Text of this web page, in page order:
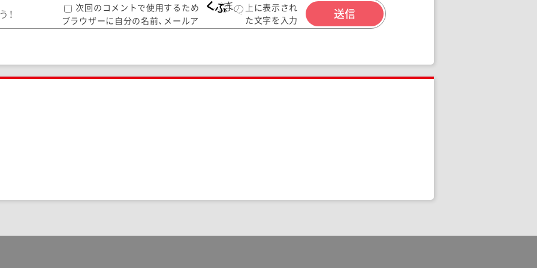
次回のコメントで使用するため
ブラウザーに自分の名前、メールア
ドレス、サイトを保存する。
上に表示され
た文字を入力
してください。